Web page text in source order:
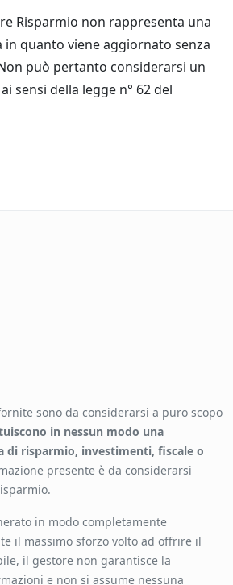
Risparmio non rappresenta una
quanto viene aggiornato senza
può pertanto considerarsi un
sensi della legge n° 62 del
sono da considerarsi a puro scopo
in nessun modo una
di risparmio, investimenti, fiscale o
presente è da considerarsi
in modo completamente
il massimo sforzo volto ad offrire il
il gestore non garantisce la
e non si assume nessuna